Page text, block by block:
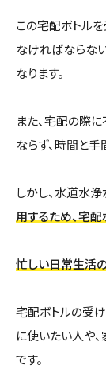
この宅配ボトル
なければならな
なります。
また、宅配の際
ならず、時間と手
しかし、水道水
用するため、宅
忙しい日常生活
宅配ボトルの受
に使いたい人や
です。